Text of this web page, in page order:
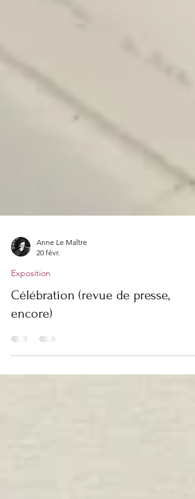
20 févr.
Exposition
Célébration (revue de presse,
encore)